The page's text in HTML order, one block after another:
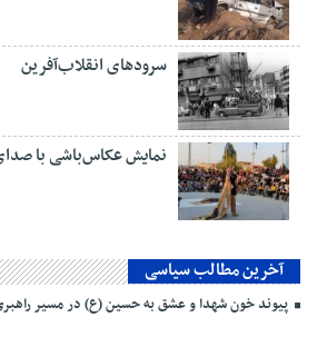
سرودهای انقلاب‌آفرین
نمایش عکاس‌باشی با
آخرین مطالب سیاسی
پیوند خون شهدا و عشق به حسین (ع) در مسیر